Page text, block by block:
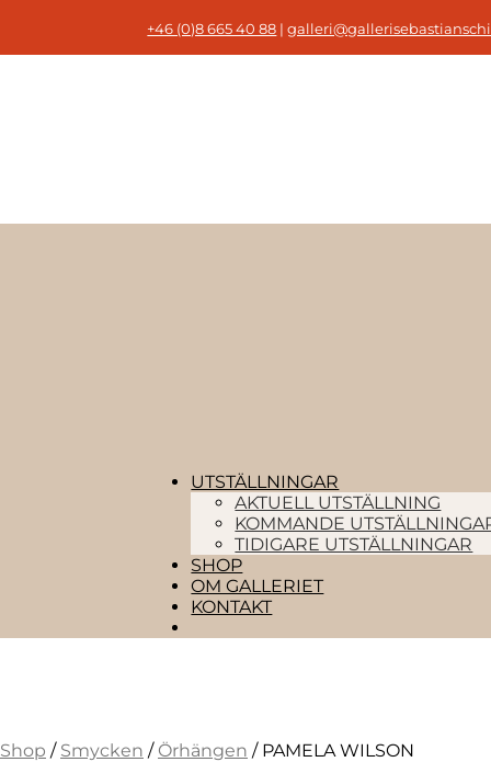
+46 (0)8 665 40 88 |
UTSTÄLLNINGAR
AKTUELL UTSTÄLLNING
KOMMANDE
TIDIGARE UTSTÄLLNINGAR
SHOP
OM GALLERIET
KONTAKT
Shop / Smycken / Örhängen / PAMELA WILSON